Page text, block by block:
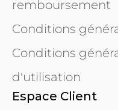
remboursement
Conditions
Conditions
d'utilisation
Espace Client